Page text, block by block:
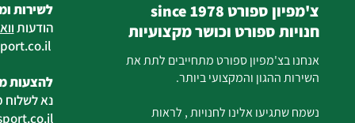
לשירות
הודעות
ilan
להצעות
נא לשלוח
צ'מפיון ספורט since 1978
חנויות ספורט וכושר מקצועיות
אנחנו בצ'מפיון ספורט מתחייבים לתת את
השירות ההגון והמקצועי ביותר.
נשמח שתגיעו אלינו לחנויות , לראות